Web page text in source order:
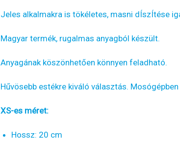
Jeles alkalmakra is tökéletes, masni dÍszÍtése
Magyar termék, rugalmas anyagból készült.
Anyagának köszönhetően könnyen feladható.
Hűvösebb estékre kiváló választás.
XS-es méret:
Hossz: 20 cm